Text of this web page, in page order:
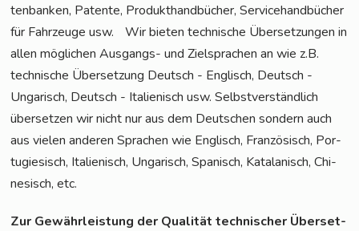
ten­ban­ken, Paten­te, Pro­dukt­hand­bü­cher, Ser­vice­hand­bü­cher
für Fahr­zeu­ge usw. Wir bie­ten tech­ni­sche Über­set­zun­gen in
allen mög­li­chen Aus­gangs- und Ziel­spra­chen an wie z.B.
tech­ni­sche Über­set­zung Deutsch - Eng­lisch, Deutsch -
Unga­risch, Deutsch - Ita­lie­nisch usw. Selbst­ver­ständ­lich
über­set­zen wir nicht nur aus dem Deut­schen son­dern auch
aus vie­len ande­ren Spra­chen wie Eng­lisch, Fran­zö­sisch, Por­
tu­gie­sisch, Ita­lie­nisch, Unga­risch, Spa­nisch, Kata­la­nisch, Chi­
ne­sisch, etc.
Zur Gewähr­leis­tung der Qua­li­tät tech­ni­scher Über­set­